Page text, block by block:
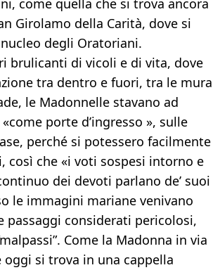
come quella che si trova ancora
Girolamo della Carità, dove si
degli Oratoriani.
brulicanti di vicoli e di vita, dove
tra dentro e fuori, tra le mura
le Madonnelle stavano ad
«come porte d’ingresso », sulle
perché si potessero facilmente
così che «i voti sospesi intorno e
dei devoti parlano de’ suoi
le immagini mariane venivano
passaggi considerati pericolosi,
Come la Madonna in via
oggi si trova in una cappella